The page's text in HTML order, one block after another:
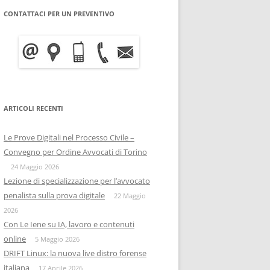
SU TELEGRAM
WRITE BLOCKER: COME
QUANTO COSTA
INFORMATICA GIURIDICA
DATA BREACH
DIGITAL FORENSICS
DISTRIBUZIONE FORENSE
BITCOIN FORENSICS E
BLOCKCHAIN
ONIF
OSINTITALIA
CONTATTACI PER UN PREVENTIVO
ARTICOLI RECENTI
Le Prove Digitali nel Processo Civile –
Convegno per Ordine Avvocati di Torino
24 Maggio 2026
Lezione di specializzazione per l’avvocato
penalista sulla prova digitale
22 Maggio
2026
Con Le Iene su IA, lavoro e contenuti
online
5 Maggio 2026
DRIFT Linux: la nuova live distro forense
italiana
17 Aprile 2026